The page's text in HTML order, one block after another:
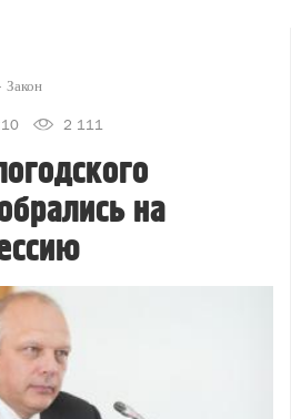
Закон
2 111
на